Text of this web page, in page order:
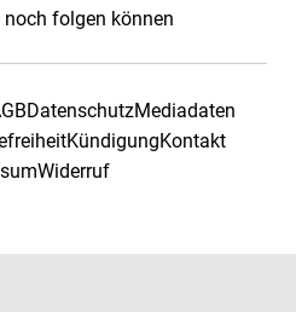
noch folgen können
DatenschutzMediadaten
KündigungKontakt
Widerruf